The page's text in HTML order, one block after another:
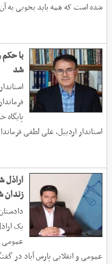
شده است که همه باید بخوبی به
شد
پایگاه
استاندار اردبیل، علی لطفی
اراذل
زندان
یک
عمومی
عمومی و انقلابی پارس آباد در